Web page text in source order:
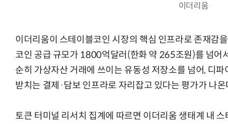
이더리움
이더리움이 스테이블코인 시장의 핵심 인프라로 존재감
코인 공급 규모가 1800억달러(한화 약 265조원)를 넘어
순히 가상자산 거래에 쓰이는 유동성 저장소를 넘어, 디
받치는 결제·담보 인프라로 자리잡고 있다는 평가가 나온
토큰 터미널 리서치 집계에 따르면 이더리움 생태계 내